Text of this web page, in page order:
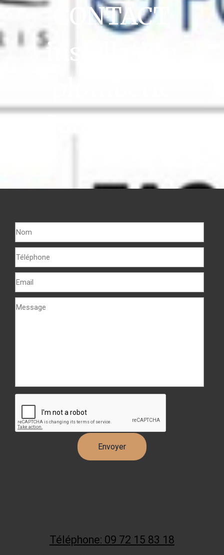
CONTACT
installation
Téléphone: 09 72 15 83 18